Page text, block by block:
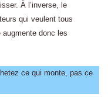
À l’inverse, le
qui veulent tous
augmente donc les
ce qui monte, pas ce